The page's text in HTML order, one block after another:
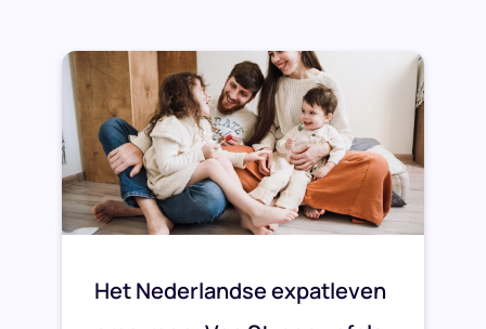
Het Nederlandse expatleven